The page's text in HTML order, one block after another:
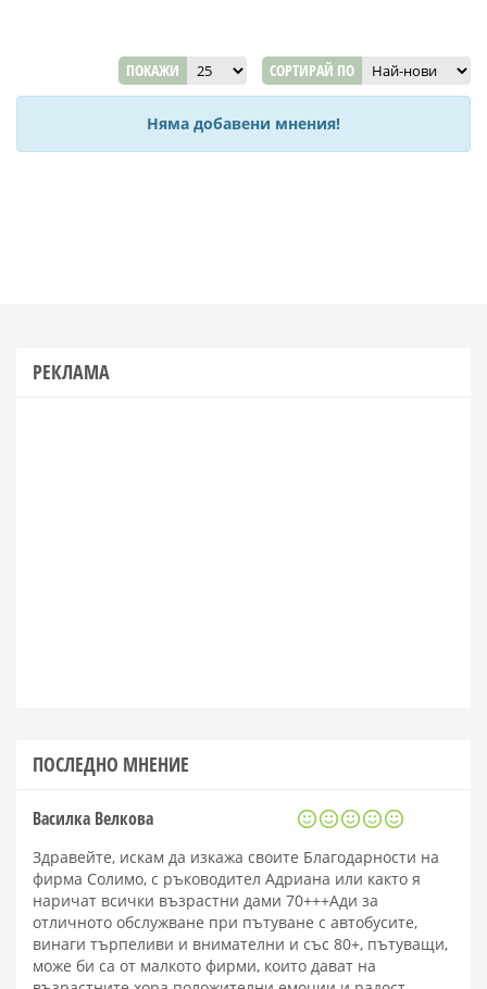
ПОКАЖИ СОРТИРАЙ ПО
Няма добавени мнения!
РЕКЛАМА
ПОСЛЕДНО МНЕНИЕ
Василка Велкова
Здравейте, искам да изкажа своите Благодарности на
фирма Солимо, с ръководител Адриана или както я
наричат всички възрастни дами 70+++Ади за
отличното обслужване при пътуване с автобусите,
винаги търпеливи и внимателни и със 80+, пътуващи,
може би са от малкото фирми, които дават на